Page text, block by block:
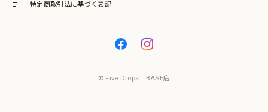
特定商取引法に基づく表記
© Five Drops BASE店